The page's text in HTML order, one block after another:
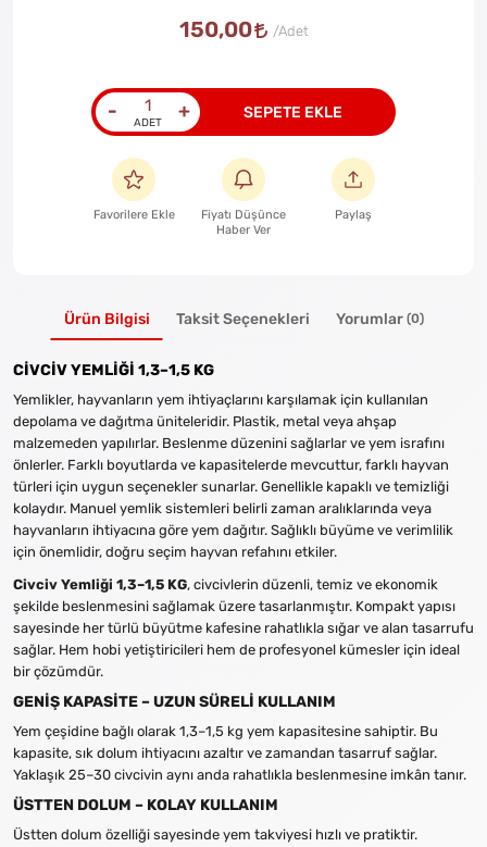
150,00
- + SEPETE EKLE
Favorilere Ekle
Fiyatı Düşünce
Haber Ver
Paylaş
Ürün Bilgisi Taksit Seçenekleri Yorumlar (0)
CİVCİV YEMLİĞİ 1,3–1,5 KG
Yemlikler, hayvanların yem ihtiyaçlarını karşılamak için kullanılan
depolama ve dağıtma üniteleridir. Plastik, metal veya ahşap
malzemeden yapılırlar. Beslenme düzenini sağlarlar ve yem israfını
önlerler. Farklı boyutlarda ve kapasitelerde mevcuttur, farklı hayvan
türleri için uygun seçenekler sunarlar. Genellikle kapaklı ve temizliği
kolaydır. Manuel yemlik sistemleri belirli zaman aralıklarında veya
hayvanların ihtiyacına göre yem dağıtır. Sağlıklı büyüme ve verimlilik
için önemlidir, doğru seçim hayvan refahını etkiler.
Civciv Yemliği 1,3–1,5 KG, civcivlerin düzenli, temiz ve ekonomik
şekilde beslenmesini sağlamak üzere tasarlanmıştır. Kompakt yapısı
sayesinde her türlü büyütme kafesine rahatlıkla sığar ve alan tasarrufu
sağlar. Hem hobi yetiştiricileri hem de profesyonel kümesler için ideal
bir çözümdür.
GENİŞ KAPASİTE – UZUN SÜRELİ KULLANIM
Yem çeşidine bağlı olarak 1,3–1,5 kg yem kapasitesine sahiptir. Bu
kapasite, sık dolum ihtiyacını azaltır ve zamandan tasarruf sağlar.
Yaklaşık 25–30 civcivin aynı anda rahatlıkla beslenmesine imkân tanır.
ÜSTTEN DOLUM – KOLAY KULLANIM
Üstten dolum özelliği sayesinde yem takviyesi hızlı ve pratiktir.